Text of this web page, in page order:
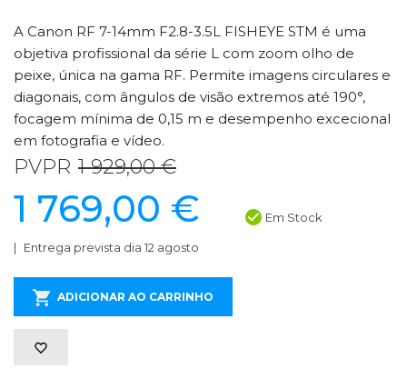
A Canon RF 7-14mm F2.8-3.5L FISHEYE STM é uma
objetiva profissional da série L com zoom olho de
peixe, única na gama RF. Permite imagens circulares e
diagonais, com ângulos de visão extremos até 190°,
focagem mínima de 0,15 m e desempenho excecional
em fotografia e vídeo.
PVPR 1 929,00 €
1 769,00 € Em Stock
Entrega prevista dia 12 agosto
ADICIONAR AO CARRINHO